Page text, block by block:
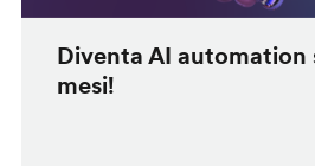
Diventa AI automation
mesi!